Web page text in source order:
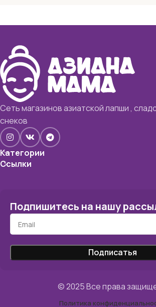
Сеть магазинов азиатской лапши ,
снеков
Категории
Ссылки
Подпишитесь на нашу
© 2025 Все права
Политика